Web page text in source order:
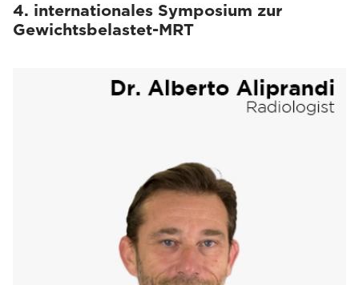
4. internationales Symposium zur
Gewichtsbelastet-MRT